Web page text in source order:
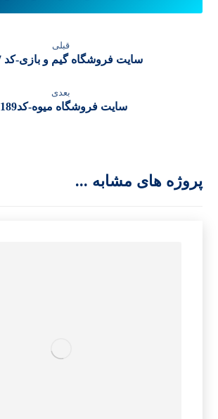
قبلی
سایت فروشگاه گیم و بازی-کد 0187
بعدی
سایت فروشگاه میوه-کد0189
پروژه های مشابه ...